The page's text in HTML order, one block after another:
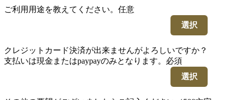
ご利用用途を教えてください。 任意
選択
クレジットカード決済が出来ませんがよろしいですか？
支払いは現金またはpaypayのみとなります。 必須
選択